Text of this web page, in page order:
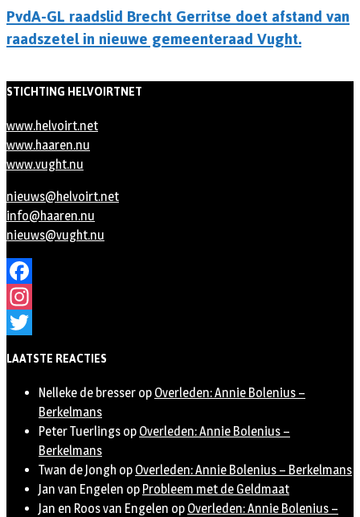
PvdA-GL raadslid Brecht Gerritse doet afstand van
raadszetel in nieuwe gemeenteraad Vught.
STICHTING HELVOIRTNET
www.helvoirt.net
www.haaren.nu
www.vught.nu
nieuws@helvoirt.net
info@haaren.nu
nieuws@vught.nu
Facebook
Instagram
LAATSTE REACTIES
Nelleke de bresser op Overleden: Annie Bolenius –
Berkelmans
Peter Tuerlings op Overleden: Annie Bolenius –
Berkelmans
Twan de Jongh op Overleden: Annie Bolenius – Berkelmans
Jan van Engelen op Probleem met de Geldmaat
Jan en Roos van Engelen op Overleden: Annie Bolenius –